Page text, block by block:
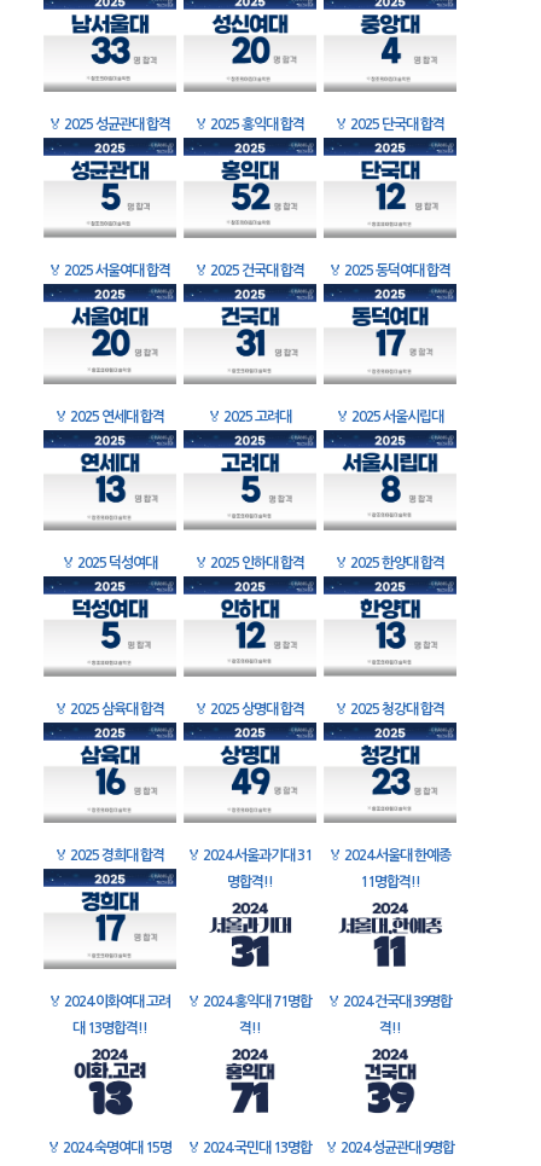
🏅 2025 성균관대 합격 🏅 2025 홍익대 합격 🏅 2025 단국대 합격
🏅 2025 서울여대 합격 🏅 2025 건국대 합격 🏅 2025 동덕여대 합격
🏅 2025 연세대 합격 🏅 2025 고려대 🏅 2025 서울시립대
🏅 2025 덕성여대 🏅 2025 인하대 합격 🏅 2025 한양대 합격
🏅 2025 삼육대 합격 🏅 2025 상명대 합격 🏅 2025 청강대 합격
🏅 2025 경희대 합격 🏅 2024 서울과기대 31
명합격!!
🏅 2024 서울대 한예종
11명합격!!
🏅 2024 이화여대 고려
대 13명합격!!
🏅 2024 홍익대 71명합
격!!
🏅 2024 건국대 39명합
격!!
🏅 2024 숙명여대 15명
🏅 2024 국민대 13명합
🏅 2024 성균관대 9명합